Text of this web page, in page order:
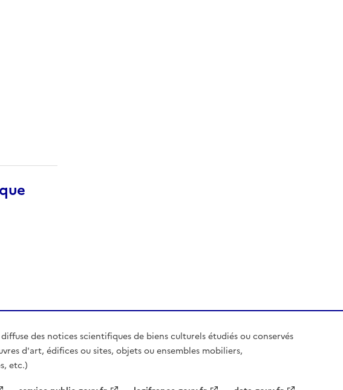
des notices scientifiques de biens culturels étudiés ou conservés
d'art, édifices ou sites, objets ou ensembles mobiliers,
etc.)